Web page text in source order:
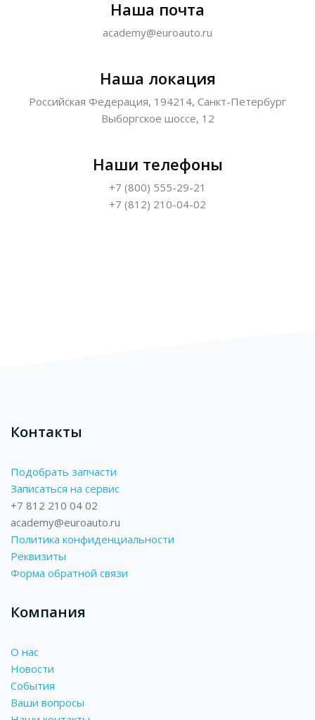
Наша почта
academy@euroauto.ru
Наша локация
Российская Федерация, 194214, Санкт-Петербург
Выборгское шоссе, 12
Наши телефоны
+7 (800) 555-29-21
+7 (812) 210-04-02
Контакты
Подобрать запчасти
Записаться на сервис
+7 812 210 04 02
academy@euroauto.ru
Политика конфиденциальности
Реквизиты
Форма обратной связи
Компания
О нас
Новости
События
Ваши вопросы